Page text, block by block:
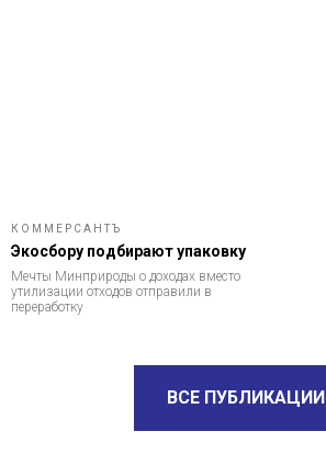
КОММЕРСАНТЪ
Экосбору подбирают упаковку
Мечты Минприроды о доходах вместо
утилизации отходов отправили в
переработку
ВСЕ ПУБЛИКАЦИИ